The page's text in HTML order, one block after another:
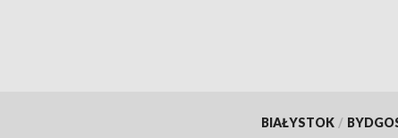
BIAŁYSTOK /